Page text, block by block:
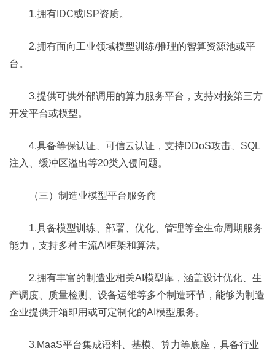
1.拥有IDC或ISP资质。
2.拥有面向工业领域模型训练/推理的智算资源池或平
台。
3.提供可供外部调用的算力服务平台，支持对接第三方
开发平台或模型。
4.具备等保认证、可信云认证，支持DDoS攻击、SQL
注入、缓冲区溢出等20类入侵问题。
（三）制造业模型平台服务商
1.具备模型训练、部署、优化、管理等全生命周期服务
能力，支持多种主流AI框架和算法。
2.拥有丰富的制造业相关AI模型库，涵盖设计优化、生
产调度、质量检测、设备运维等多个制造环节，能够为制造
企业提供开箱即用或可定制化的AI模型服务。​
3.MaaS平台集成语料、基模、算力等底座，具备行业